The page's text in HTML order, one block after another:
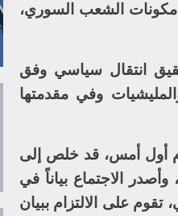
مكونات الشعب السوري،
انتقال سياسي وفق
وفي مقدمتها
أول أمس، قد خلص إلى
الاجتماع بياناً في
على الالتزام ببيان